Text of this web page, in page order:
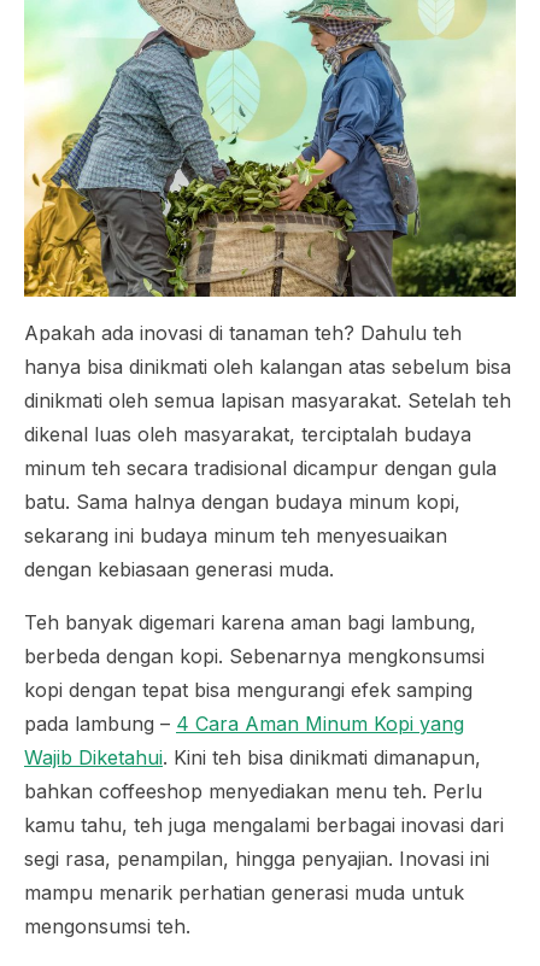
Apakah ada inovasi di tanaman teh? Dahulu teh
hanya bisa dinikmati oleh kalangan atas sebelum bisa
dinikmati oleh semua lapisan masyarakat. Setelah teh
dikenal luas oleh masyarakat, terciptalah budaya
minum teh secara tradisional dicampur dengan gula
batu. Sama halnya dengan budaya minum kopi,
sekarang ini budaya minum teh menyesuaikan
dengan kebiasaan generasi muda.
Teh banyak digemari karena aman bagi lambung,
berbeda dengan kopi. Sebenarnya mengkonsumsi
kopi dengan tepat bisa mengurangi efek samping
pada lambung – 4 Cara Aman Minum Kopi yang
Wajib Diketahui. Kini teh bisa dinikmati dimanapun,
bahkan coffeeshop menyediakan menu teh. Perlu
kamu tahu, teh juga mengalami berbagai inovasi dari
segi rasa, penampilan, hingga penyajian. Inovasi ini
mampu menarik perhatian generasi muda untuk
mengonsumsi teh.